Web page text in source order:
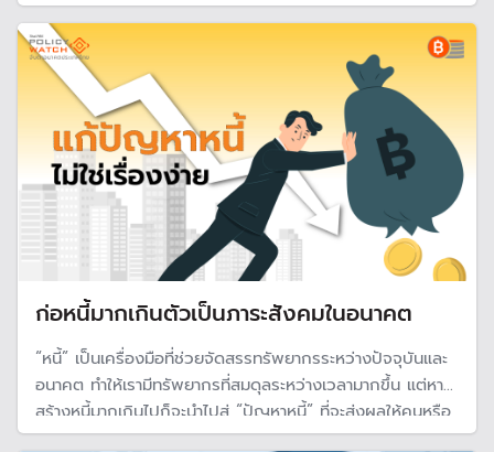
นโยบายเพิ่มรายได้ประชาชน เพื่อให้เงินที่จ่ายไป 1 บาท หมุน
กลับมาได้มากกว่า 1 บาท
ก่อหนี้มากเกินตัวเป็นภาระสังคมในอนาคต
“หนี้” เป็นเครื่องมือที่ช่วยจัดสรรทรัพยากรระหว่างปัจจุบันและ
อนาคต ทำให้เรามีทรัพยากรที่สมดุลระหว่างเวลามากขึ้น แต่หาก
สร้างหนี้มากเกินไปก็จะนำไปสู่ “ปัญหาหนี้” ที่จะส่งผลให้คนหรือ
สังคมมีความเป็นอยู่ที่แย่ลงในระยะยาว